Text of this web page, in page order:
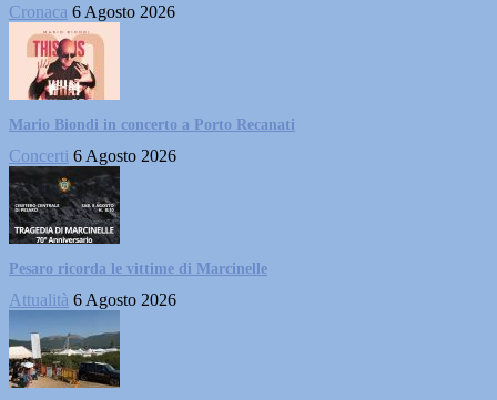
Cronaca 6 Agosto 2026
Mario Biondi in concerto a Porto Recanati
Concerti 6 Agosto 2026
Pesaro ricorda le vittime di Marcinelle
Attualità 6 Agosto 2026